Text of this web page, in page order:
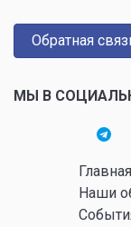
Обратная
МЫ В
Главная
Наши